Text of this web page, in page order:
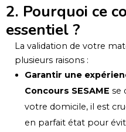
2. Pourquoi ce
essentiel ?
La validation de votre
plusieurs raisons :
Garantir une
Concours SESAME se
votre domicile, il est
en parfait état pour